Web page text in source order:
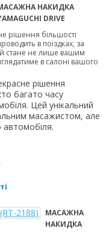
НАКИДКА
DRIVE
рішення більшості
в поїздках, за
стане не лише вашим
в салоні вашого
рішення
багато часу
Цей унікальний
масажистом, але
автомобіля.
МАСАЖНА
НАКИДКА